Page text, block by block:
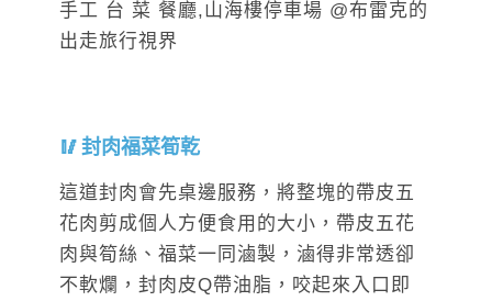
封肉福菜筍乾
這道封肉會先桌邊服務，將整塊的帶皮五
花肉剪成個人方便食用的大小，帶皮五花
肉與筍絲、福菜一同滷製，滷得非常透卻
不軟爛，封肉皮Q帶油脂，咬起來入口即